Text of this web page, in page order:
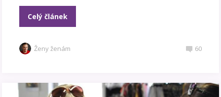
Celý článek
Ženy ženám 60